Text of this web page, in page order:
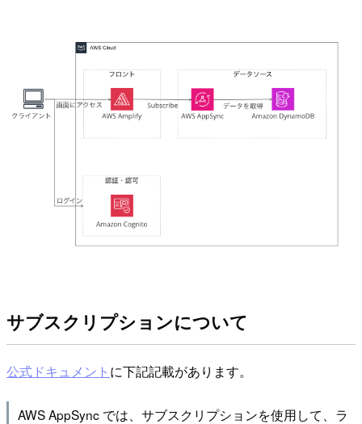
サブスクリプションについて
公式ドキュメント に下記記載があります。
AWS AppSync では、サブスクリプションを使用して、ラ